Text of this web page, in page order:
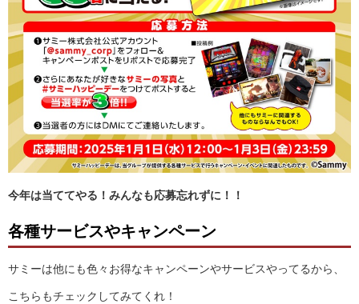
今年は当ててやる！みんなも応募忘れずに！！
各種サービスやキャンペーン
サミーは他にも色々お得なキャンペーンやサービスやってるから、
こちらもチェックしてみてくれ！